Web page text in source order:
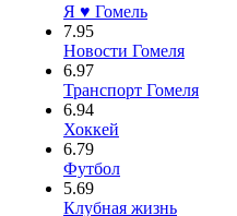
Я ♥ Гомель
7.95
Новости Гомеля
6.97
Транспорт Гомеля
6.94
Хоккей
6.79
Футбол
5.69
Клубная жизнь